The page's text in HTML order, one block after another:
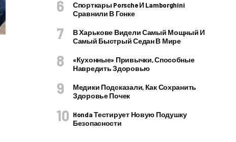
Спорткары Porsche И Lamborghini
Сравнили В Гонке
В Харькове Видели Самый Мощный И
Самый Быстрый Седан В Мире
«Кухонные» Привычки, Способные
Навредить Здоровью
Медики Подсказали, Как Сохранить
Здоровье Почек
Honda Тестирует Новую Подушку
Безопасности